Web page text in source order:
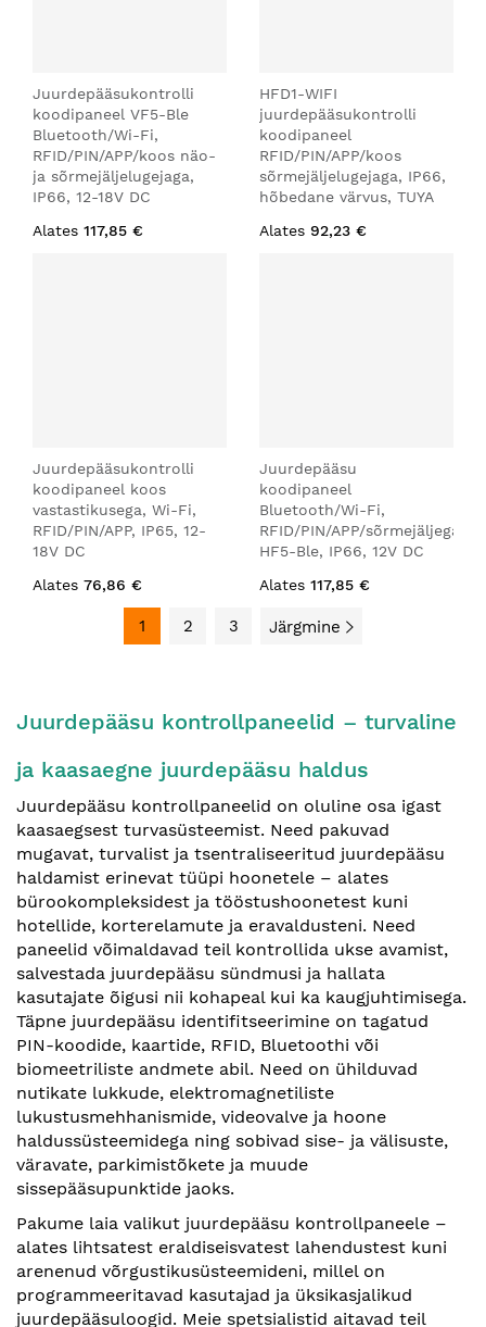
Juurdepääsukontrolli
koodipaneel VF5-Ble
Bluetooth/Wi-Fi,
RFID/PIN/APP/koos näo-
ja sõrmejäljelugejaga,
IP66, 12-18V DC
Alates 117,85 €
HFD1-WIFI
juurdepääsukontrolli
koodipaneel
RFID/PIN/APP/koos
sõrmejäljelugejaga, IP66,
hõbedane värvus, TUYA
Alates 92,23 €
Juurdepääsukontrolli
koodipaneel koos
vastastikusega, Wi-Fi,
RFID/PIN/APP, IP65, 12-
18V DC
Alates 76,86 €
Juurdepääsu
koodipaneel
Bluetooth/Wi-Fi,
RFID/PIN/APP/sõrmejäljega
HF5-Ble, IP66, 12V DC
Alates 117,85 €
1 2 3 Järgmine
Juurdepääsu kontrollpaneelid – turvaline
ja kaasaegne juurdepääsu haldus
Juurdepääsu kontrollpaneelid on oluline osa igast
kaasaegsest turvasüsteemist. Need pakuvad
mugavat, turvalist ja tsentraliseeritud juurdepääsu
haldamist erinevat tüüpi hoonetele – alates
bürookompleksidest ja tööstushoonetest kuni
hotellide, korterelamute ja eravaldusteni. Need
paneelid võimaldavad teil kontrollida ukse avamist,
salvestada juurdepääsu sündmusi ja hallata
kasutajate õigusi nii kohapeal kui ka kaugjuhtimisega.
Täpne juurdepääsu identifitseerimine on tagatud
PIN-koodide, kaartide, RFID, Bluetoothi või
biomeetriliste andmete abil. Need on ühilduvad
nutikate lukkude, elektromagnetiliste
lukustusmehhanismide, videovalve ja hoone
haldussüsteemidega ning sobivad sise- ja välisuste,
väravate, parkimistõkete ja muude
sissepääsupunktide jaoks.
Pakume laia valikut juurdepääsu kontrollpaneele –
alates lihtsatest eraldiseisvatest lahendustest kuni
arenenud võrgustikusüsteemideni, millel on
programmeeritavad kasutajad ja üksikasjalikud
juurdepääsuloogid. Meie spetsialistid aitavad teil